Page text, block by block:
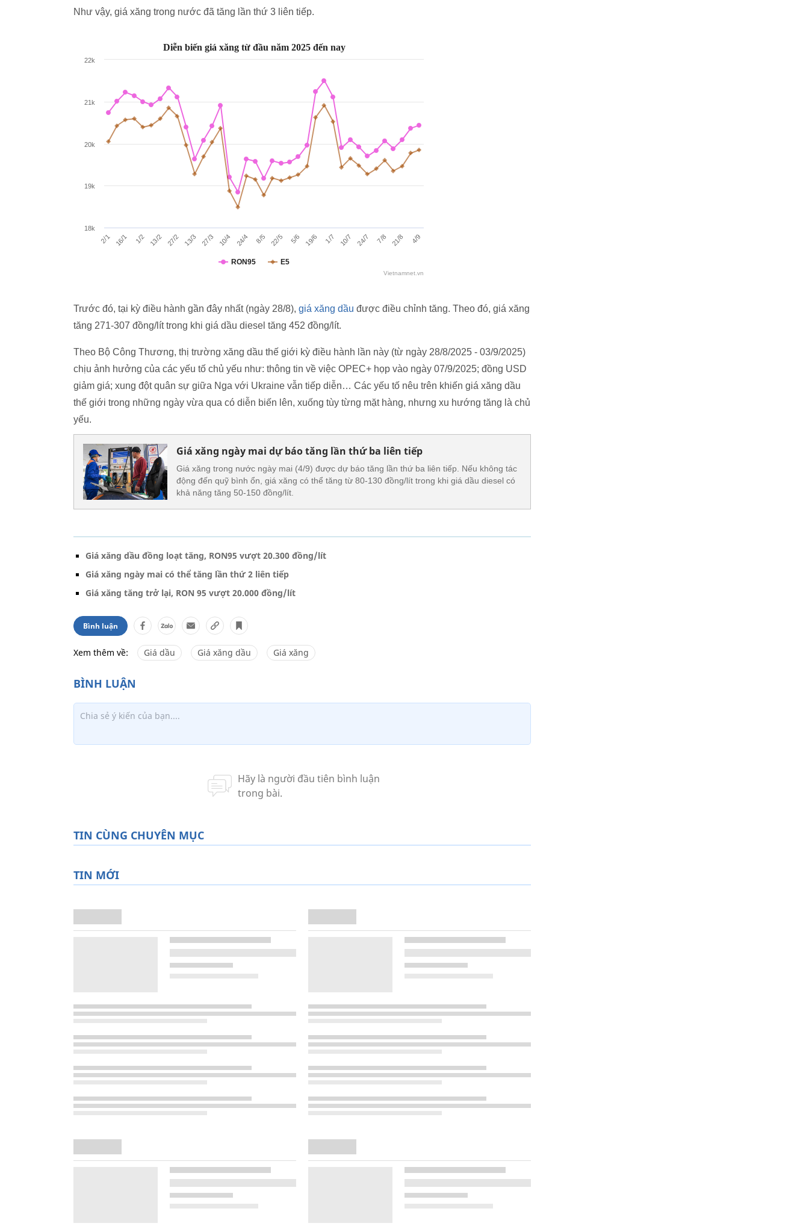
Như vậy, giá xăng trong nước đã tăng lần thứ 3 liên tiếp.
Trước đó, tại kỳ điều hành gần đây nhất (ngày 28/8), giá xăng dầu được điều chỉnh tăng. Theo đó, giá xăng
tăng 271-307 đồng/lít trong khi giá dầu diesel tăng 452 đồng/lít.
Theo Bộ Công Thương, thị trường xăng dầu thế giới kỳ điều hành lần này (từ ngày 28/8/2025 - 03/9/2025)
chịu ảnh hưởng của các yếu tố chủ yếu như: thông tin về việc OPEC+ họp vào ngày 07/9/2025; đồng USD
giảm giá; xung đột quân sự giữa Nga với Ukraine vẫn tiếp diễn… Các yếu tố nêu trên khiến giá xăng dầu
thế giới trong những ngày vừa qua có diễn biến lên, xuống tùy từng mặt hàng, nhưng xu hướng tăng là chủ
yếu.
Giá xăng ngày mai dự báo tăng lần thứ ba liên tiếp
Giá xăng trong nước ngày mai (4/9) được dự báo tăng lần thứ ba liên tiếp. Nếu không tác
động đến quỹ bình ổn, giá xăng có thể tăng từ 80-130 đồng/lít trong khi giá dầu diesel có
khả năng tăng 50-150 đồng/lít.
Giá xăng dầu đồng loạt tăng, RON95 vượt 20.300 đồng/lít
Giá xăng ngày mai có thể tăng lần thứ 2 liên tiếp
Giá xăng tăng trở lại, RON 95 vượt 20.000 đồng/lít
Bình luận
Xem thêm về: Giá dầu Giá xăng dầu Giá xăng
TIN CÙNG CHUYÊN MỤC
TIN MỚI